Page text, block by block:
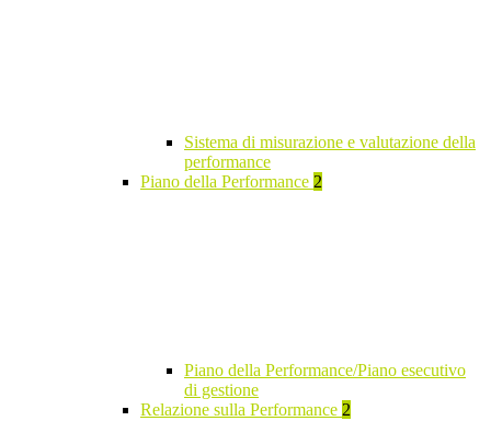
Sistema di misurazione e valutazione della
performance
Piano della Performance 2
Piano della Performance/Piano esecutivo
di gestione
Relazione sulla Performance 2